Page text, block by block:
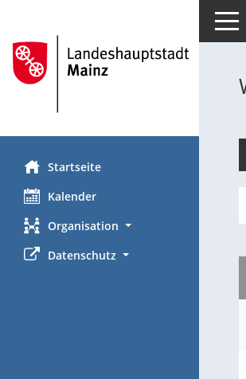
Startseite
Kalender
Organisation
Datenschutz